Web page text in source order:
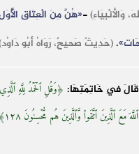
وَالأنْبِيَاءِ)-«هُنَّ مِنَ الْعِتَاقِ
.(حَدِيثٌ صَحيحٌ، رَوَاهُ أَبُو
فِي خَاتِمَتِهَا: ﴿وَقُلِ ٱلۡحَمۡدُ لِلَّهِ ٱلَّذِي
مَعَ ٱلَّذِينَ ٱتَّقَواْ وَّٱلَّذِينَ هُم مُّحۡسِنُونَ ١٢٨﴾